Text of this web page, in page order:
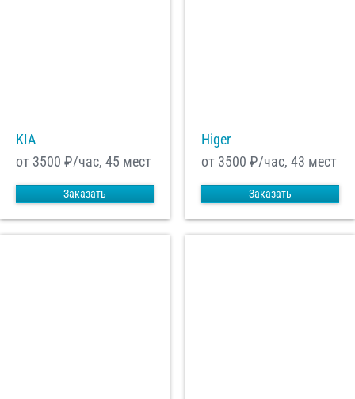
KIA
от 3500 ₽/час, 45 мест
Заказать
Higer
от 3500 ₽/час, 43 мест
Заказать